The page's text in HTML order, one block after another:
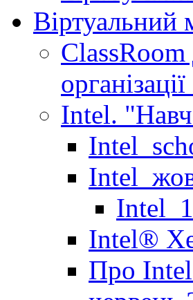
Віртуальний
ClassRoom
Intel.
Іntel®
Про